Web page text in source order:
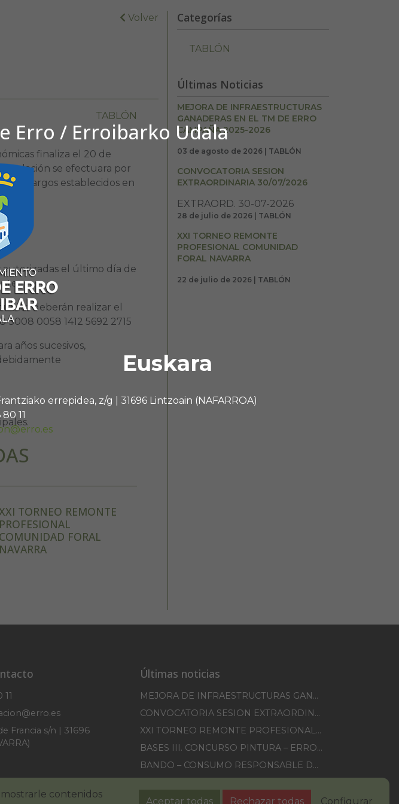
Erro / Erroibarko Udala
Euskara
errepidea, z/g | 31696 Lintzoain (NAFARROA)
11
Volver
TABLÓN
finaliza el 20 de
se efectuara por
recargos establecidos en
el último día de
deberán realizar el
3008 0058 1412 5692 2715
años sucesivos,
TORNEO REMONTE
PROFESIONAL
COMUNIDAD FORAL
NAVARRA
Categorías
TABLÓN
Últimas Noticias
MEJORA DE INFRAESTRUCTURAS
GANADERAS EN EL TM DE ERRO
CAMPAÑA 2025-2026
03 de agosto de 2026 | TABLÓN
CONVOCATORIA SESION
EXTRAORDINARIA 30/07/2026
EXTRAORD. 30-07-2026
28 de julio de 2026 | TABLÓN
XXI TORNEO REMONTE
PROFESIONAL COMUNIDAD
FORAL NAVARRA
22 de julio de 2026 | TABLÓN
Francia s/n | 31696
Últimas noticias
MEJORA DE INFRAESTRUCTURAS GANADERAS EN EL TM DE ERRO CAMPAÑA 2025-2026
CONVOCATORIA SESION EXTRAORDINARIA 30/07/2026
XXI TORNEO REMONTE PROFESIONAL COMUNIDAD FORAL NAVARRA
BASES III. CONCURSO PINTURA – ERROIBARKO EGUNA
BANDO – CONSUMO RESPONSABLE DEL AGUA
contenidos
Aceptar todas Rechazar todas Configurar